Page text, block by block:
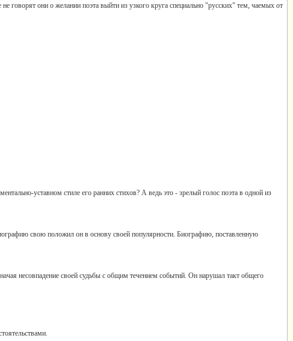
говорят они о желании поэта выйти из узкого круга специально "русских" тем, чаемых от
уставном стиле его ранних стихов? А ведь это - зрелый голос поэта в одной из
свою положил он в основу своей популярности. Биографию, поставленную
несовпадение своей судьбы с общим течением событий. Он нарушал такт общего